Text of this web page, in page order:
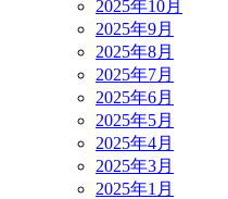
2025年10月
2025年9月
2025年8月
2025年7月
2025年6月
2025年5月
2025年4月
2025年3月
2025年1月